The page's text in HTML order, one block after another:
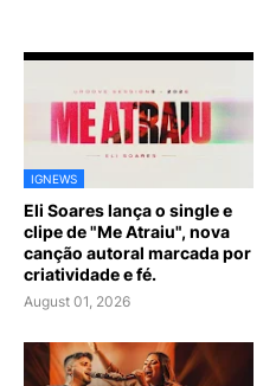
IGNEWS
Eli Soares lança o single e
clipe de "Me Atraiu", nova
canção autoral marcada por
criatividade e fé.
August 01, 2026